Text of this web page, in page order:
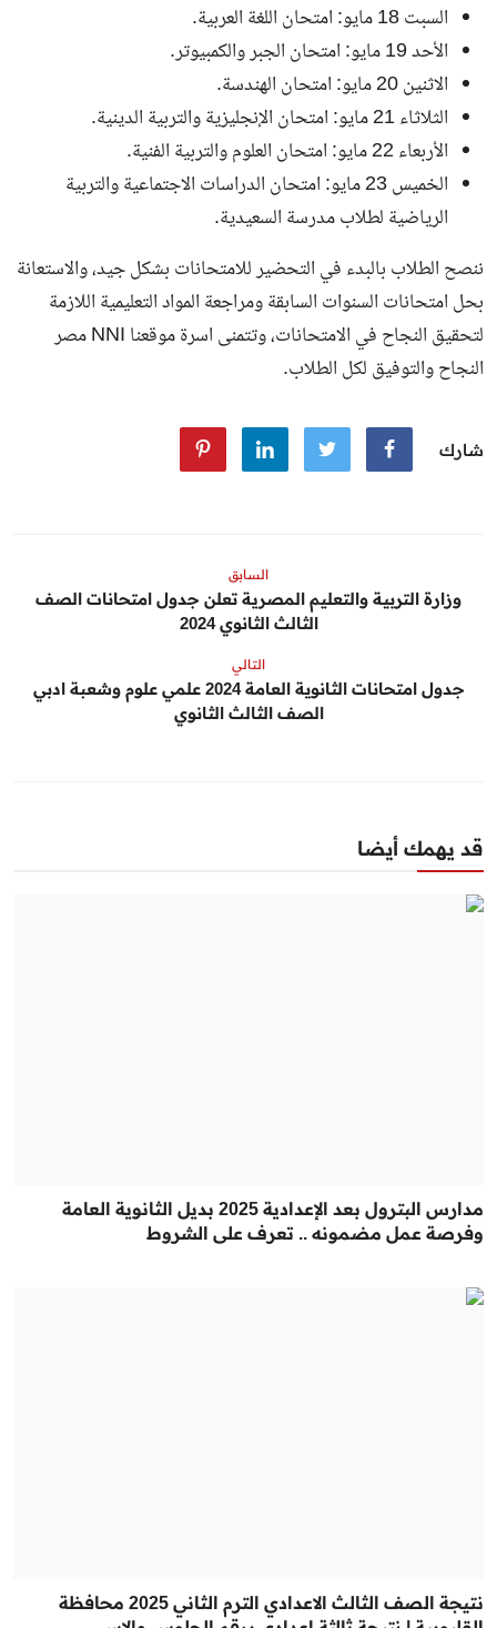
السبت 18 مايو: امتحان اللغة العربية.
الأحد 19 مايو: امتحان الجبر والكمبيوتر.
الاثنين 20 مايو: امتحان الهندسة.
الثلاثاء 21 مايو: امتحان الإنجليزية والتربية الدينية.
الأربعاء 22 مايو: امتحان العلوم والتربية الفنية.
الخميس 23 مايو: امتحان الدراسات الاجتماعية والتربية
الرياضية لطلاب مدرسة السعيدية.
ننصح الطلاب بالبدء في التحضير للامتحانات بشكل جيد، والاستعانة
بحل امتحانات السنوات السابقة ومراجعة المواد التعليمية اللازمة
لتحقيق النجاح في الامتحانات، وتتمنى اسرة موقعنا NNI مصر
النجاح والتوفيق لكل الطلاب.
شارك
السابق
وزارة التربية والتعليم المصرية تعلن جدول امتحانات الصف
الثالث الثانوي 2024
التالي
جدول امتحانات الثانوية العامة 2024 علمي علوم وشعبة ادبي
الصف الثالث الثانوي
قد يهمك أيضا
مدارس البترول بعد الإعدادية 2025 بديل الثانوية العامة
وفرصة عمل مضمونه .. تعرف على الشروط
نتيجة الصف الثالث الاعدادي الترم الثاني 2025 محافظة